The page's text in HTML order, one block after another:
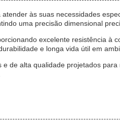
às suas necessidades
uma precisão dimensional
excelente resistência à
e longa vida útil em
de alta qualidade projetados